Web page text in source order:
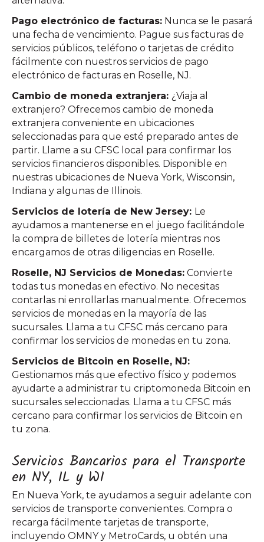
Pago electrónico de facturas: Nunca se le pasará
una fecha de vencimiento. Pague sus facturas de
servicios públicos, teléfono o tarjetas de crédito
fácilmente con nuestros servicios de pago
electrónico de facturas en Roselle, NJ.
Cambio de moneda extranjera: ¿Viaja al
extranjero? Ofrecemos cambio de moneda
extranjera conveniente en ubicaciones
seleccionadas para que esté preparado antes de
partir. Llame a su CFSC local para confirmar los
servicios financieros disponibles. Disponible en
nuestras ubicaciones de Nueva York, Wisconsin,
Indiana y algunas de Illinois.
Servicios de lotería de New Jersey: Le
ayudamos a mantenerse en el juego facilitándole
la compra de billetes de lotería mientras nos
encargamos de otras diligencias en Roselle.
Roselle, NJ Servicios de Monedas: Convierte
todas tus monedas en efectivo. No necesitas
contarlas ni enrollarlas manualmente. Ofrecemos
servicios de monedas en la mayoría de las
sucursales. Llama a tu CFSC más cercano para
confirmar los servicios de monedas en tu zona.
Servicios de Bitcoin en Roselle, NJ:
Gestionamos más que efectivo físico y podemos
ayudarte a administrar tu criptomoneda Bitcoin en
sucursales seleccionadas. Llama a tu CFSC más
cercano para confirmar los servicios de Bitcoin en
tu zona.
Servicios Bancarios para el Transporte
en NY, IL y WI
En Nueva York, te ayudamos a seguir adelante con
servicios de transporte convenientes. Compra o
recarga fácilmente tarjetas de transporte,
incluyendo OMNY y MetroCards, u obtén una